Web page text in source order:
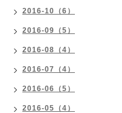
2016-10（6）
2016-09（5）
2016-08（4）
2016-07（4）
2016-06（5）
2016-05（4）